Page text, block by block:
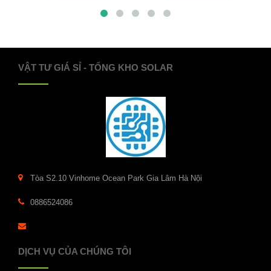
VẬT TƯ GIÁ SỈ - TỔNG KHO SOLAR
Tòa S2.10 Vinhome Ocean Park Gia Lâm Hà Nội
0886524086
DỊCH VỤ CỦA CHÚNG TÔI